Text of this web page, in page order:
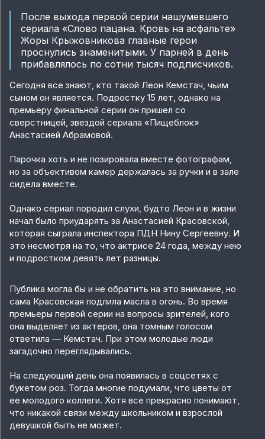
После выхода первой серии нашумевшего
сериала «Слово пацана. Кровь на асфальте»
Жоры Крыжовникова главные герои
проснулись знаменитыми. У парней в день
прибавлялось по сотни тысяч подписчиков.
Сегодня все знают, кто такой Леон Кемстач, чьим
сыном он является. Подростку 15 лет, однако на
премьеру финальной серии он пришел со
сверстницей, звездой сериала «Пищеблок»
Анастасией Абрамовой.
Парочка хоть и не позировала вместе фотографам,
но за объективом камер держалась за ручки и в зале
сидела вместе.
Однако сериал породил слухи, будто Леон и в жизни
начал было приударять за Анастасией Красовской,
которая сыграла инспектора ПДН Нину Сергеевну. И
это несмотря на то, что актрисе 24 года, между нею
и подростком девять лет разницы.
Публика могла бы и не обратить на это внимание, но
сама Красовская подлила масла в огонь. Во время
премьеры первой серии на вопросы зрителей, кого
она выделяет из актеров, она томным голосом
ответила — Кемстач. При этом молодые люди
загадочно переглядывались.
На следующий день она появилась в соцсетях с
букетом роз. Тогда многие подумали, что цветы от
ее молодого коллеги. Хотя все прекрасно понимают,
что никакой связи между школьником и взрослой
девушкой быть не может.